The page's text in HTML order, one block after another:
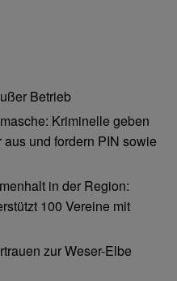
Betrieb
Kriminelle geben
und fordern PIN sowie
in der Region:
100 Vereine mit
zur Weser-Elbe